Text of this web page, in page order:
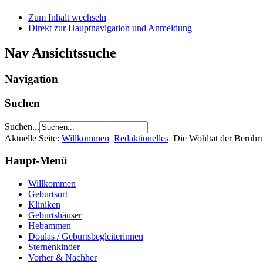
Zum Inhalt wechseln
Direkt zur Hauptnavigation und Anmeldung
Nav Ansichtssuche
Navigation
Suchen
Suchen...
Aktuelle Seite: Willkommen Redaktionelles Die Wohltat der
Haupt-Menü
Willkommen
Geburtsort
Kliniken
Geburtshäuser
Hebammen
Doulas / Geburtsbegleiterinnen
Sternenkinder
Vorher & Nachher